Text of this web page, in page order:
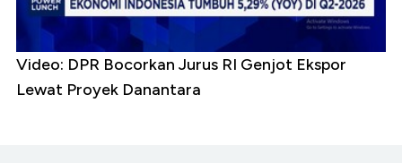
Video: DPR Bocorkan Jurus RI Genjot Ekspor
Lewat Proyek Danantara